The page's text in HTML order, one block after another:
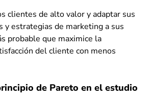
clientes de alto valor y adaptar sus
y estrategias de marketing a sus
probable que maximice la
del cliente con menos
de Pareto en el estudio